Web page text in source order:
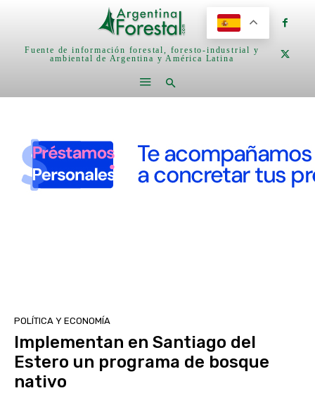
Fuente de información forestal, foresto-industrial y
ambiental de Argentina y América Latina
POLÍTICA Y ECONOMÍA
Implementan en Santiago del
Estero un programa de bosque
nativo